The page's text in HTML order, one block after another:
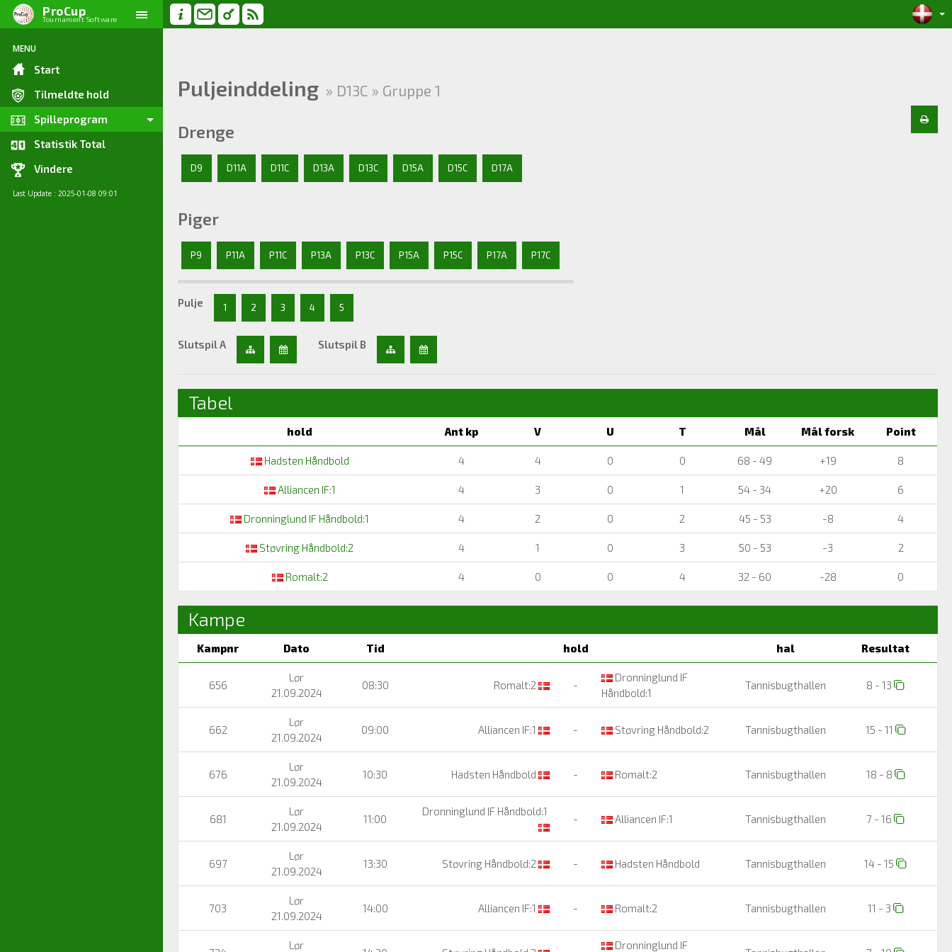
ProCup
Tournament Software
MENU
Start
Tilmeldte hold
Spilleprogram
Statistik Total
Vindere
Last Update : 2025-01-08 09:01
Puljeinddeling » D13C » Gruppe 1
Drenge
D9 D11A D11C D13A D13C D15A D15C D17A
Piger
P9 P11A P11C P13A P13C P15A P15C P17A P17C
Pulje 1 2 3 4 5
Slutspil A Slutspil B
Tabel
hold Ant kp V U T Mål Mål forsk Point
Hadsten Håndbold 4 4 0 0 68 - 49 +19 8
Alliancen IF:1 4 3 0 1 54 - 34 +20 6
Dronninglund IF Håndbold:1 4 2 0 2 45 - 53 -8 4
Støvring Håndbold:2 4 1 0 3 50 - 53 -3 2
Romalt:2 4 0 0 4 32 - 60 -28 0
Kampe
Kampnr Dato Tid hold hal Resultat
656
Lør
21.09.2024
08:30 Romalt:2 -
Dronninglund IF
Håndbold:1
Tannisbugthallen 8 - 13
662
Lør
21.09.2024
09:00 Alliancen IF:1 - Støvring Håndbold:2 Tannisbugthallen 15 - 11
676
Lør
21.09.2024
10:30 Hadsten Håndbold - Romalt:2 Tannisbugthallen 18 - 8
681
Lør
21.09.2024
11:00
Dronninglund IF Håndbold:1
- Alliancen IF:1 Tannisbugthallen 7 - 16
697
Lør
21.09.2024
13:30 Støvring Håndbold:2 - Hadsten Håndbold Tannisbugthallen 14 - 15
703
Lør
21.09.2024
14:00 Alliancen IF:1 - Romalt:2 Tannisbugthallen 11 - 3
Lør Dronninglund IF